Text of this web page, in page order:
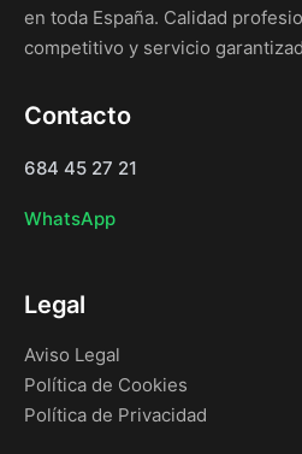
en toda España. Calidad
competitivo y servicio
Contacto
684 45 27 21
WhatsApp
Legal
Aviso Legal
Política de Cookies
Política de Privacidad